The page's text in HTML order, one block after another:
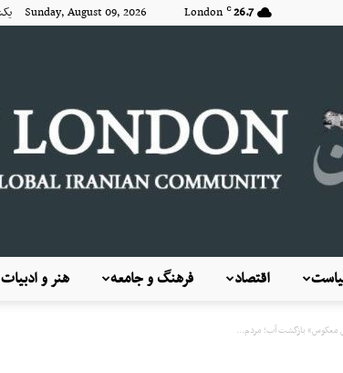
26.7
C
London Sunday, August 09, 2026 یکشنبه, ۱۸ مرداد ۱۴۰۵
هنر و ادبیات فرهنگ و جامعه اقتصاد
معکوس» بازگشت آب؛ مردم...